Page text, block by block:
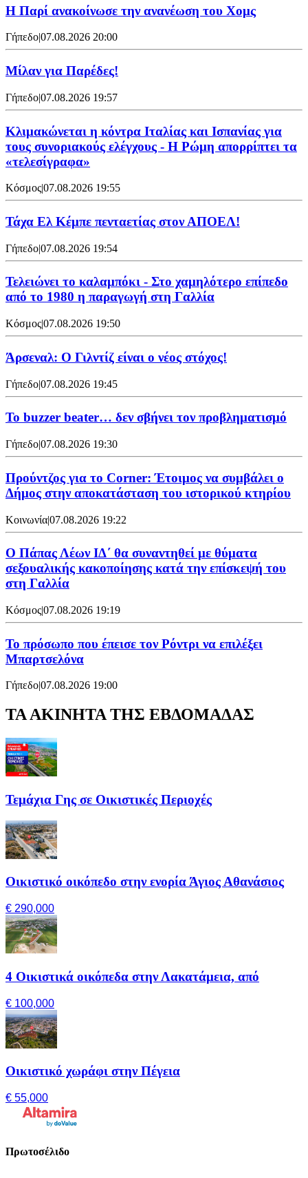
Η Παρί ανακοίνωσε την ανανέωση του Χομς
Γήπεδο|07.08.2026 20:00
Μίλαν για Παρέδες!
Γήπεδο|07.08.2026 19:57
Κλιμακώνεται η κόντρα Ιταλίας και Ισπανίας για
τους συνοριακούς ελέγχους - Η Ρώμη απορρίπτει τα
«τελεσίγραφα»
Κόσμος|07.08.2026 19:55
Τάχα Ελ Κέμπε πενταετίας στον ΑΠΟΕΛ!
Γήπεδο|07.08.2026 19:54
Τελειώνει το καλαμπόκι - Στο χαμηλότερο επίπεδο
από το 1980 η παραγωγή στη Γαλλία
Κόσμος|07.08.2026 19:50
Άρσεναλ: Ο Γιλντίζ είναι ο νέος στόχος!
Γήπεδο|07.08.2026 19:45
Το buzzer beater… δεν σβήνει τoν προβληματισμό
Γήπεδο|07.08.2026 19:30
Προύντζος για το Corner: Έτοιμος να συμβάλει ο
Δήμος στην αποκατάσταση του ιστορικού κτηρίου
Κοινωνία|07.08.2026 19:22
Ο Πάπας Λέων ΙΔ΄ θα συναντηθεί με θύματα
σεξουαλικής κακοποίησης κατά την επίσκεψή του
στη Γαλλία
Κόσμος|07.08.2026 19:19
Το πρόσωπο που έπεισε τον Ρόντρι να επιλέξει
Μπαρτσελόνα
Γήπεδο|07.08.2026 19:00
ΤΑ ΑΚΙΝΗΤΑ ΤΗΣ ΕΒΔΟΜΑΔΑΣ
Τεμάχια Γης σε Οικιστικές Περιοχές
Οικιστικό οικόπεδο στην ενορία Άγιος Αθανάσιος
€ 290,000
4 Οικιστικά οικόπεδα στην Λακατάμεια, από
€ 100,000
Οικιστικό χωράφι στην Πέγεια
€ 55,000
Πρωτοσέλιδο